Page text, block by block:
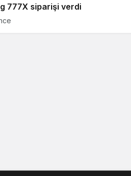
777X siparişi verdi